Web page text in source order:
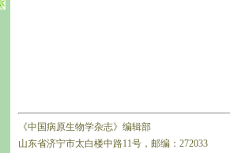
《中国病原生物学杂志》编辑部
山东省济宁市太白楼中路11号，邮编：272033